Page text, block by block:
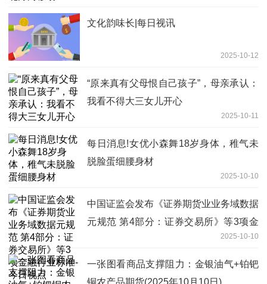
文化韵味长|每日视讯
2025-10-12
“原来真有父母恨自己孩子”，母亲承认：
我看不得大三女儿开心
2025-10-11
每日消息!女优小森舞18岁身体，稚气未
脱脸蛋细腰身材
2025-10-10
中国证监会发布《证券期货业业务域数据
元规范 第4部分：证券交易所》等3项金
2025-10-10
一张图看商品支撑阻力：金银油气+铂钯
铜农产品期货(2025年10月10日)